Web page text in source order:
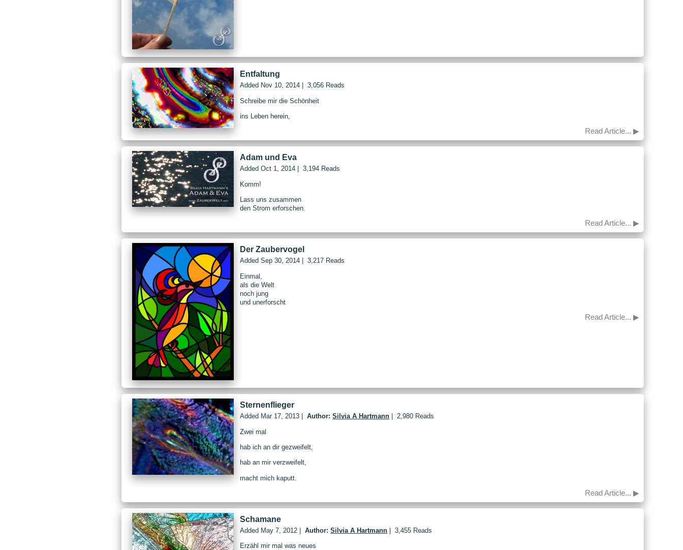
Entfaltung
Added Nov 10, 2014 |3,056 Reads
Schreibe mir die Schönheit
ins Leben herein,
Read Article... ▶
Adam und Eva
Added Oct 1, 2014 |3,194 Reads
Komm!
Lass uns zusammen
den Strom erforschen.
Read Article... ▶
Der Zaubervogel
Added Sep 30, 2014 |3,217 Reads
Einmal,
als die Welt
noch jung
und unerforscht
Read Article... ▶
Sternenflieger
Added Mar 17, 2013 |Author:Silvia A Hartmann |2,980 Reads
Zwei mal
hab ich an dir gezweifelt,
hab an mir verzweifelt,
macht mich kaputt.
Read Article... ▶
Schamane
Added May 7, 2012 |Author:Silvia A Hartmann |3,455 Reads
Erzähl mir mal was neues